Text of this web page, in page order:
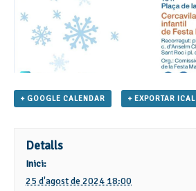
+ GOOGLE CALENDAR + EXPORTAR ICAL
Detalls
Inici:
25 d'agost de 2024 18:00